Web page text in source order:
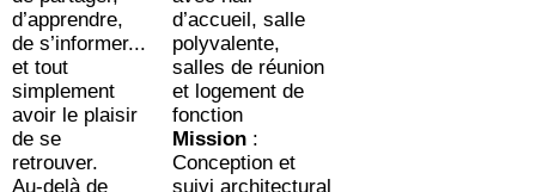
d’apprendre,
de s’informer...
et tout
simplement
avoir le plaisir
de se
retrouver.
Au-delà de
d’accueil, salle
polyvalente,
salles de réunion
et logement de
fonction
Mission :
Conception et
suivi architectural